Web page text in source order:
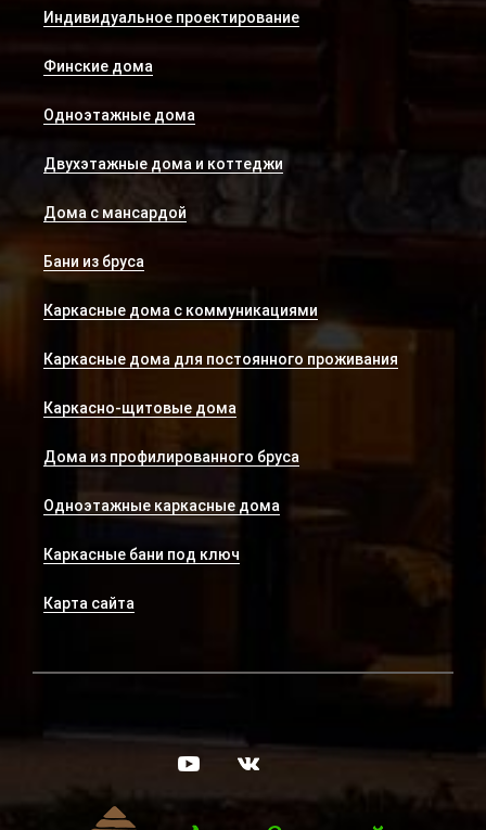
Индивидуальное проектирование
Финские дома
Одноэтажные дома
Двухэтажные дома и коттеджи
Дома с мансардой
Бани из бруса
Каркасные дома с коммуникациями
Каркасные дома для постоянного проживания
Каркасно-щитовые дома
Дома из профилированного бруса
Одноэтажные каркасные дома
Каркасные бани под ключ
Карта сайта